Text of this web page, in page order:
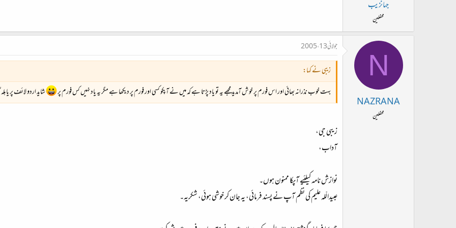
جہانزیب
محفلین
N
NAZRANA
محفلین
جولائی 13، 2005
زيبی نے کہا:
بہت خوب نذرانہ بھائی اور اس فورم پر خوش آمديد مجھے يہ تو ياد پڑتا ہے کہ ميں نے آپکو کسی اور فورم پر ديکھا ہے مگر يہ ياد نہيں کس فورم پر
شايد اردو لائف پر يا
زیبی جی،
آداب،
نوازش نامہ کیلئیے آپکا ممنون ہوں۔
عبیدالّلہ علیم کی نظم آپ نے پسند فرمائی، یہ جان کر خوشی ہوئی، شکریہ۔